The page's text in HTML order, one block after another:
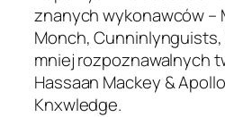
znanych wykonawców –
Monch,
mniej rozpoznawalnych
Hassaan Mackey &
Knxwledge.